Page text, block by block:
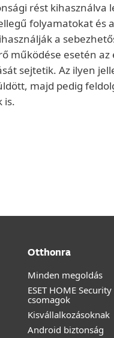
rést
folyamatokat
a
működése esetén
sejtetik. Az ilyen
majd pedig
is.
Otthonra
Minden megoldás
ESET HOME Security
csomagok
Kisvállalkozásoknak
Android biztonság